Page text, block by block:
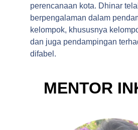
perencanaan kota. Dhinar
berpengalaman dalam
kelompok, khususnya
dan juga pendampingan
difabel.
MENTOR